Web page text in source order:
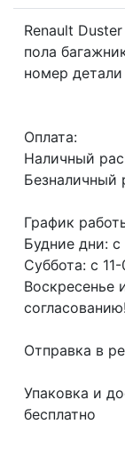
Renault
пола
номер
Оплата:
Наличный
Безналичный
График
Будние дни:
Суббота: с
Воскресенье
согласованию!
Отправка в
Упаковка и
бесплатно